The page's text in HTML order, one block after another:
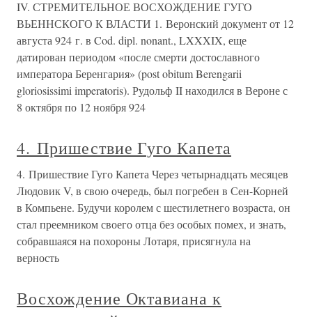
IV. СТРЕМИТЕЛЬНОЕ ВОСХОЖДЕНИЕ ГУГО
ВЬЕННСКОГО К ВЛАСТИ 1. Веронский документ от 12
августа 924 г. в Cod. dipl. nonant., LXXXIX, еще
датирован периодом «после смерти достославного
императора Беренгария» (post obitum Berengarii
gloriosissimi imperatoris). Рудольф II находился в Вероне с
8 октября по 12 ноября 924
4. Пришествие Гуго Капета
4. Пришествие Гуго Капета Через четырнадцать месяцев
Людовик V, в свою очередь, был погребен в Сен-Корней
в Компьене. Будучи королем с шестилетнего возраста, он
стал преемником своего отца без особых помех, и знать,
собравшаяся на похороны Лотаря, присягнула на
верность
Восхождение Октавиана к